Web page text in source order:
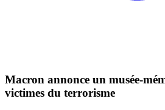
Macron annonce un musée-
victimes du terrorisme